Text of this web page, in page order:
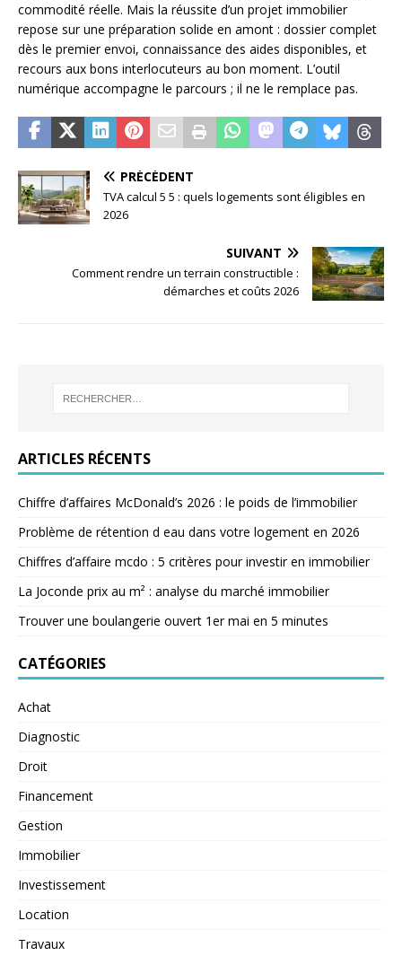
commodité réelle. Mais la réussite d’un projet immobilier
repose sur une préparation solide en amont : dossier complet
dès le premier envoi, connaissance des aides disponibles, et
recours aux bons interlocuteurs au bon moment. L’outil
numérique accompagne le parcours ; il ne le remplace pas.
PRÉCÉDENT
TVA calcul 5 5 : quels logements sont éligibles en
2026
SUIVANT
Comment rendre un terrain constructible :
démarches et coûts 2026
ARTICLES RÉCENTS
Chiffre d’affaires McDonald’s 2026 : le poids de l’immobilier
Problème de rétention d eau dans votre logement en 2026
Chiffres d’affaire mcdo : 5 critères pour investir en immobilier
La Joconde prix au m² : analyse du marché immobilier
Trouver une boulangerie ouvert 1er mai en 5 minutes
CATÉGORIES
Achat
Diagnostic
Droit
Financement
Gestion
Immobilier
Investissement
Location
Travaux